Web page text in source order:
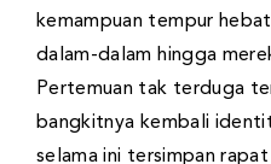
kemampuan tempur
dalam-dalam hingga
Pertemuan tak terduga
bangkitnya kembali
selama ini tersimpan